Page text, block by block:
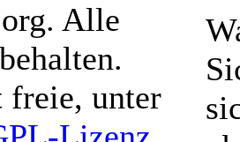
Alle
freie, unter